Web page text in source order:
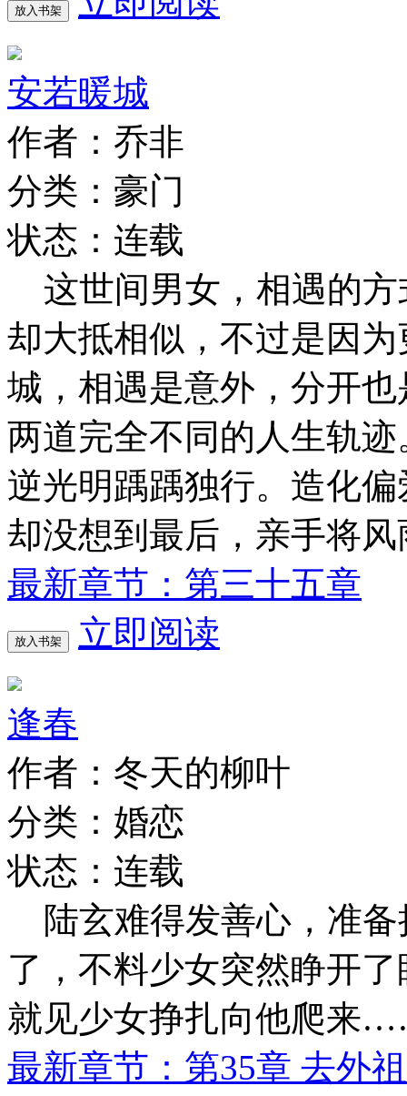
放入书架
安若暖城
作者：乔非
分类：豪门
状态：连载
这世间男女，相遇的方
却大抵相似，不过是因
城，相遇是意外，分开
两道完全不同的人生轨
逆光明踽踽独行。造化
却没想到最后，亲手将
最新章节：第三十五章
放入书架 立即阅读
逢春
作者：冬天的柳叶
分类：婚恋
状态：连载
陆玄难得发善心，准备
了，不料少女突然睁开
就见少女挣扎向他爬来
最新章节：第35章 去外